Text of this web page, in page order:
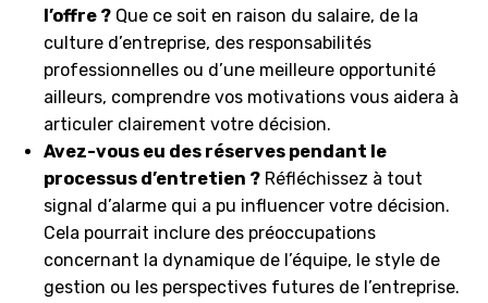
l’offre ? Que ce soit en raison du salaire, de la
culture d’entreprise, des responsabilités
professionnelles ou d’une meilleure opportunité
ailleurs, comprendre vos motivations vous aidera à
articuler clairement votre décision.
Avez-vous eu des réserves pendant le
processus d’entretien ? Réfléchissez à tout
signal d’alarme qui a pu influencer votre décision.
Cela pourrait inclure des préoccupations
concernant la dynamique de l’équipe, le style de
gestion ou les perspectives futures de l’entreprise.